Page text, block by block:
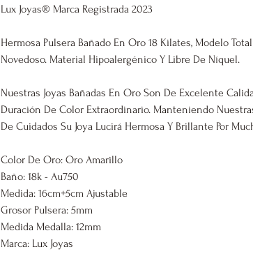
Lux Joyas® Marca Registrada 2023
Hermosa Pulsera Bañado En Oro 18 Kilates, Modelo
Novedoso. Material Hipoalergénico Y Libre De Níquel.
Nuestras Joyas Bañadas En Oro Son De Excelente
Duración De Color Extraordinario. Manteniendo
De Cuidados Su Joya Lucirá Hermosa Y Brillante Por
Color De Oro: Oro Amarillo
Baño: 18k - Au750
Medida: 16cm+5cm Ajustable
Grosor Pulsera: 5mm
Medida Medalla: 12mm
Marca: Lux Joyas